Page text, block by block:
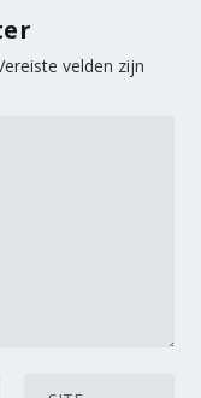
velden zijn